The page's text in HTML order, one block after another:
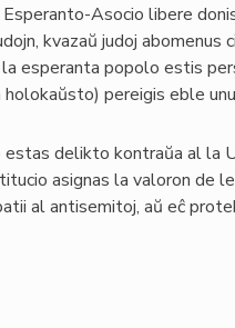
Asocio libere
kvazaŭ judoj abomenus
esperanta popolo estis
pereigis eble
estas delikto kontraŭa al la
asignas la valoron de
al antisemitoj, aŭ eĉ